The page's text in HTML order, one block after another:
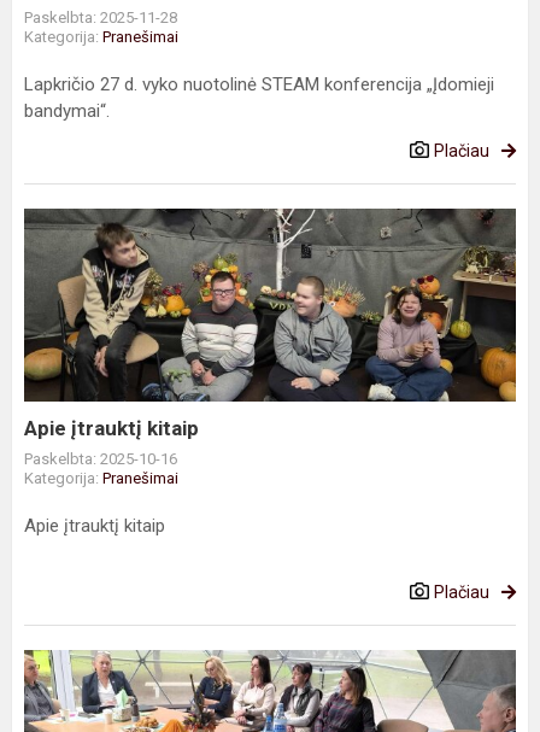
Paskelbta: 2025-11-28
Kategorija: Pranešimai
Lapkričio 27 d. vyko nuotolinė STEAM konferencija „Įdomieji
bandymai“.
Plačiau
Apie
įtrauktį
kitaip
Apie įtrauktį kitaip
Paskelbta: 2025-10-16
Kategorija: Pranešimai
Apie įtrauktį kitaip
Plačiau
Savivaldos
institucijų
formavimas